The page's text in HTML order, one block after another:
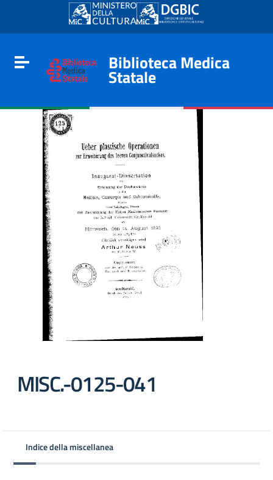
Go to content
Go to the navigation menu
Go to the footer
Toggle navigation
Biblioteca Medica
Statale
MISC.-0125-041
Indice della miscellanea